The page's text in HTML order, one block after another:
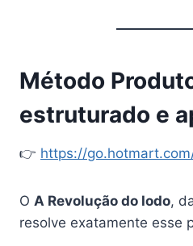
Método
estruturado e
👉 https://
O A Revolução do Iodo,
resolve exatamente esse